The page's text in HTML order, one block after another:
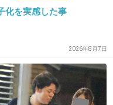
楽しいけどw
+4 -5
化を実感した事
2026年8月7日